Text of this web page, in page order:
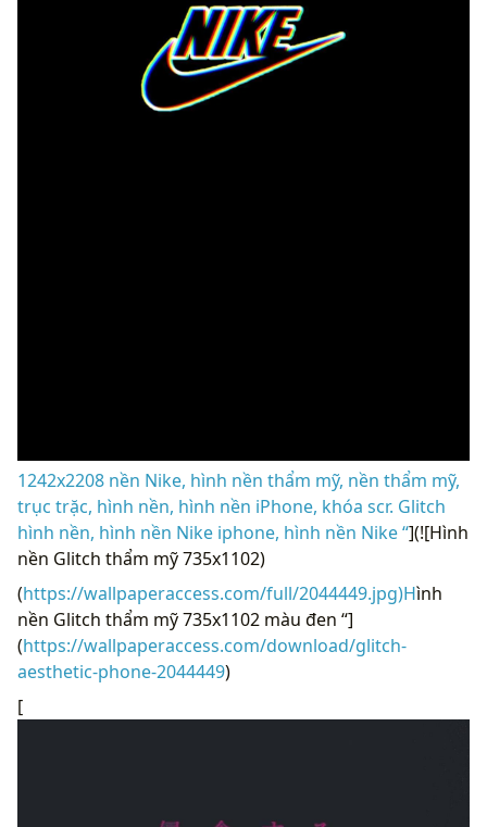
1242x2208 nền Nike, hình nền thẩm mỹ, nền thẩm mỹ,
trục trặc, hình nền, hình nền iPhone, khóa scr. Glitch
hình nền, hình nền Nike iphone, hình nền Nike “](![Hình
nền Glitch thẩm mỹ 735x1102)
(https://wallpaperaccess.com/full/2044449.jpg)Hình
nền Glitch thẩm mỹ 735x1102 màu đen “]
(https://wallpaperaccess.com/download/glitch-
aesthetic-phone-2044449)
[